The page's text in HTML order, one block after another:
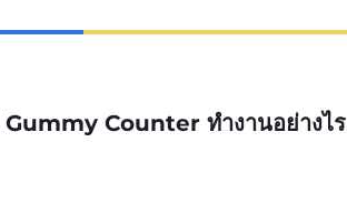
Counter ทำงานอย่างไร